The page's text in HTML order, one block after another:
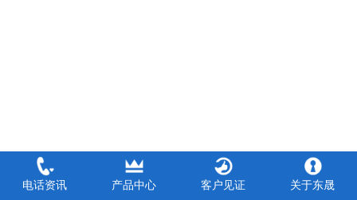
电话资讯 产品中心 客户见证 关于东晟